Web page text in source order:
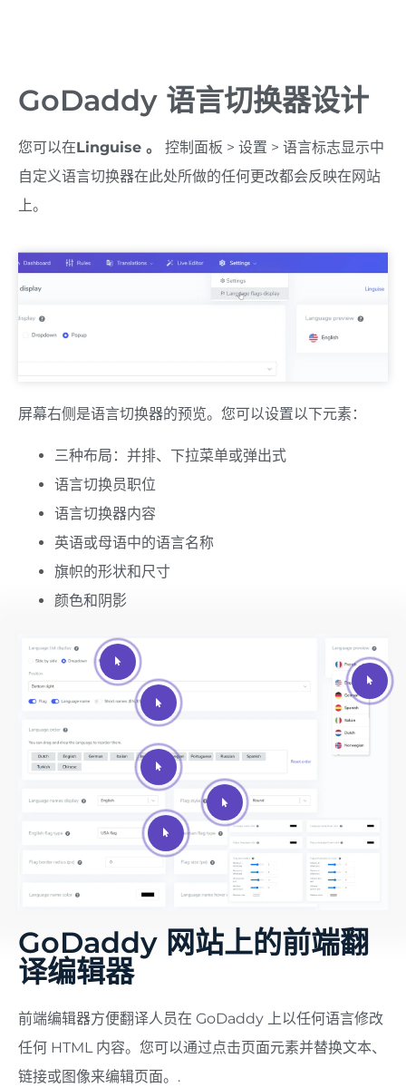
GoDaddy 语言切换器设计
您可以在Linguise 。 控制面板 > 设置 > 语言标志显示中
自定义语言切换器在此处所做的任何更改都会反映在网站
上。
屏幕右侧是语言切换器的预览。您可以设置以下元素：
三种布局：并排、下拉菜单或弹出式
语言切换员职位
语言切换器内容
英语或母语中的语言名称
旗帜的形状和尺寸
颜色和阴影
GoDaddy 网站上的前端翻
译编辑器
前端编辑器方便翻译人员在 GoDaddy 上以任何语言修改
任何 HTML 内容。您可以通过点击页面元素并替换文本、
链接或图像来编辑页面。.